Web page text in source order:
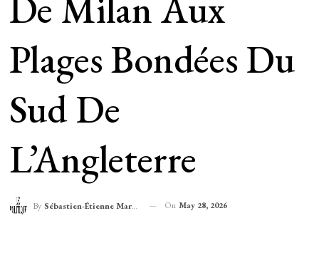
Plages Bondées Du
Sud De
L’Angleterre
By Sébastien-Étienne Marechal On May 28, 2026